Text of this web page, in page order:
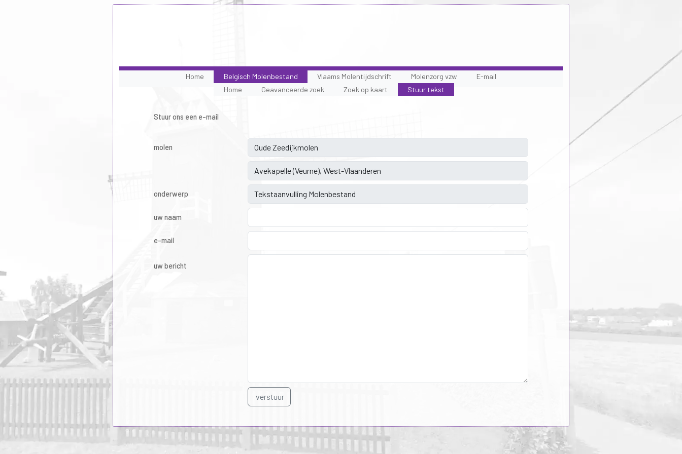
Home
Belgisch Molenbestand
Home
Geavanceerde zoek Zoek op kaart Stuur tekst
Vlaams Molentijdschrift Molenzorg vzw E-mail
Stuur ons een e-mail
molen
onderwerp
uw naam
e-mail
uw bericht